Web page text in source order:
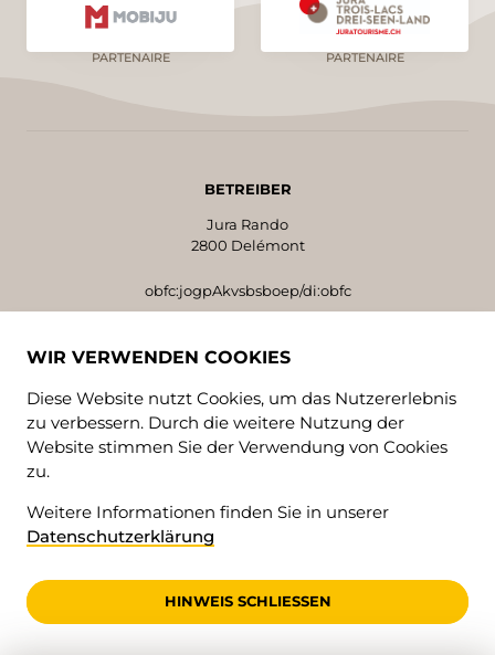
PARTENAIRE PARTENAIRE
BETREIBER
Jura Rando
2800 Delémont
obfc:jogpAkvsbsboep/di:obfc
SPENDENKONTO
Jura Rando, 2800 Delémont
IBAN CH42 8080 8008 9609 9883 4
WIR VERWENDEN COOKIES
Diese Website nutzt Cookies, um das Nutzererlebnis
zu verbessern. Durch die weitere Nutzung der
Website stimmen Sie der Verwendung von Cookies
zu.
Weitere Informationen finden Sie in unserer
Datenschutzerklärung
HINWEIS SCHLIESSEN